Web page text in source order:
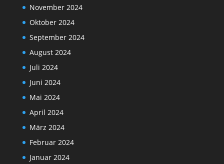
November 2024
Oktober 2024
September 2024
August 2024
Juli 2024
Juni 2024
Mai 2024
April 2024
März 2024
Februar 2024
Januar 2024